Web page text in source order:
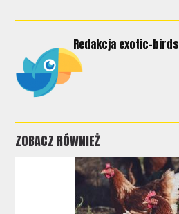
Redakcja exotic-birds
ZOBACZ RÓWNIEŻ